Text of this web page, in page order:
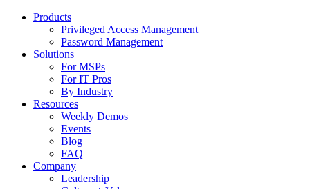
Products
Privileged Access Management
Password Management
Solutions
For MSPs
For IT Pros
By Industry
Resources
Weekly Demos
Events
Blog
FAQ
Company
Leadership